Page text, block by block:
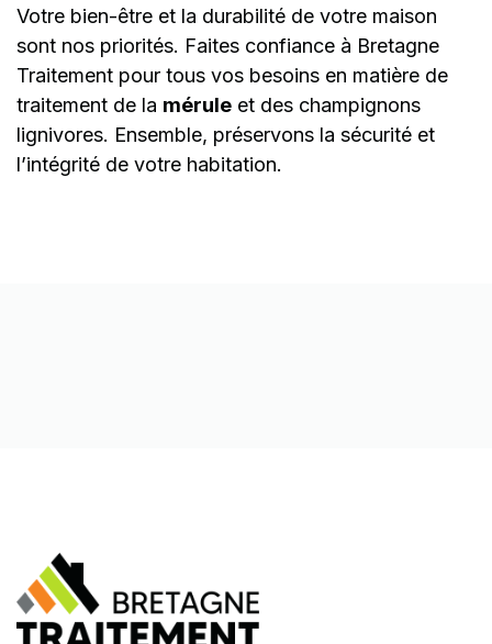
Votre bien-être et la durabilité de votre maison
sont nos priorités. Faites confiance à Bretagne
Traitement pour tous vos besoins en matière de
traitement de la mérule et des champignons
lignivores. Ensemble, préservons la sécurité et
l’intégrité de votre habitation.